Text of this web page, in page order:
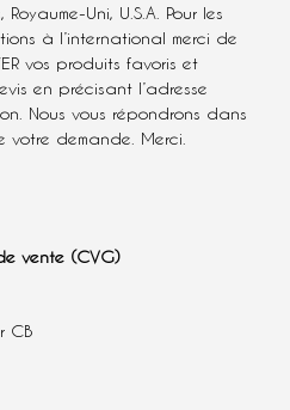
Royaume-Uni, U.S.A. Pour les
à l’international merci de
vos produits favoris et
en précisant l’adresse
Nous vous répondrons dans
demande. Merci.
vente (CVG)
CB